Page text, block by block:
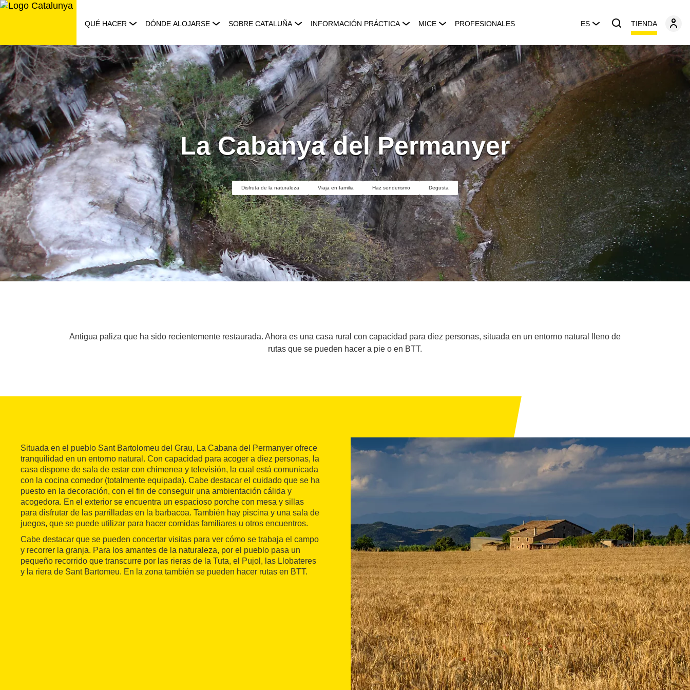
Saltar
QUÉ HACER DÓNDE ALOJARSE SOBRE CATALUÑA INFORMACIÓN PRÁCTICA MICE PROFESIONALES ES TIENDA
La Cabanya del Permanyer
Disfruta de la naturaleza Viaja en familia Haz senderismo Degusta
Antigua paliza que ha sido recientemente restaurada. Ahora es una casa rural con capacidad para diez personas, situada en un entorno natural lleno de
rutas que se pueden hacer a pie o en BTT.
Situada en el pueblo Sant Bartolomeu del Grau, La Cabana del Permanyer ofrece
tranquilidad en un entorno natural. Con capacidad para acoger a diez personas, la
casa dispone de sala de estar con chimenea y televisión, la cual está comunicada
con la cocina comedor (totalmente equipada). Cabe destacar el cuidado que se ha
puesto en la decoración, con el fin de conseguir una ambientación cálida y
acogedora. En el exterior se encuentra un espacioso porche con mesa y sillas
para disfrutar de las parrilladas en la barbacoa. También hay piscina y una sala de
juegos, que se puede utilizar para hacer comidas familiares u otros encuentros.
Cabe destacar que se pueden concertar visitas para ver cómo se trabaja el campo
y recorrer la granja. Para los amantes de la naturaleza, por el pueblo pasa un
pequeño recorrido que transcurre por las rieras de la Tuta, el Pujol, las Llobateres
y la riera de Sant Bartomeu. En la zona también se pueden hacer rutas en BTT.